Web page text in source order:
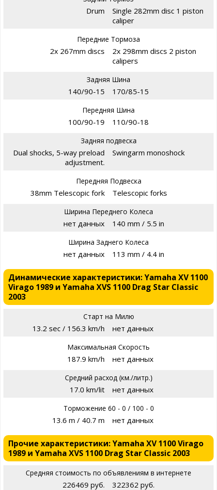
Drum
Single 282mm disc 1 piston
caliper
Передние Тормоза
2x 267mm discs
2x 298mm discs 2 piston
calipers
Задняя Шина
140/90-15 170/85-15
Передняя Шина
100/90-19 110/90-18
Задняя подвеска
Dual shocks, 5-way preload
adjustment.
Swingarm monoshock
Передняя Подвеска
38mm Telescopic fork Telescopic forks
Ширина Переднего Колеса
нет данных 140 mm / 5.5 in
Ширина Заднего Колеса
нет данных 113 mm / 4.4 in
Динамические характеристики: Yamaha XV 1100
Virago 1989 и Yamaha XVS 1100 Drag Star Classic
2003
Старт на Милю
13.2 sec / 156.3 km/h нет данных
Максимальная Скорость
187.9 km/h нет данных
Средний расход (км./литр.)
17.0 km/lit нет данных
Торможение 60 - 0 / 100 - 0
13.6 m / 40.7 m нет данных
Прочие характеристики: Yamaha XV 1100 Virago
1989 и Yamaha XVS 1100 Drag Star Classic 2003
Средняя стоимость по объявлениям в интернете
226469 руб. 322362 руб.